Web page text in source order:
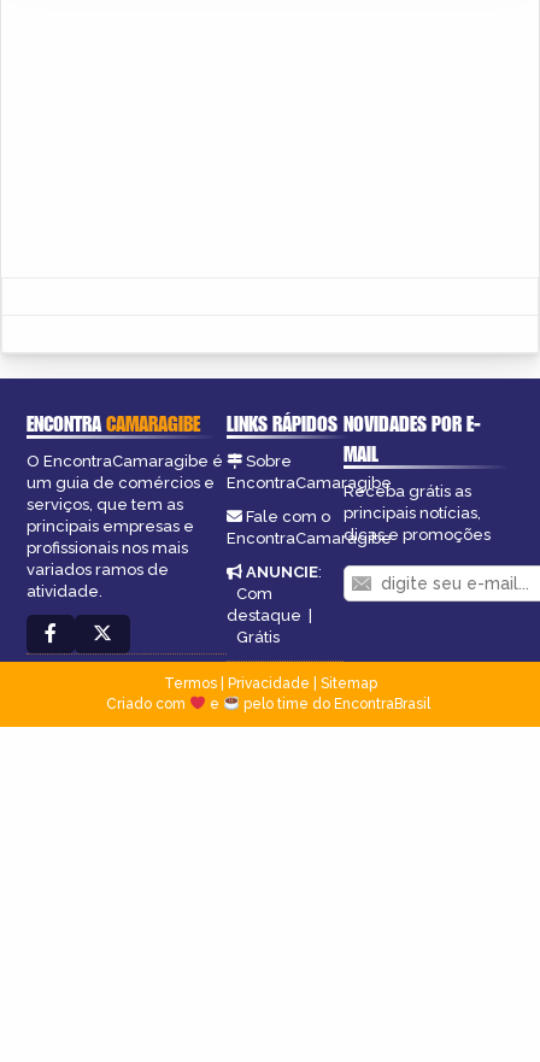
ENCONTRACAMARAGIBE
O EncontraCamaragibe é
um guia de comércios e
serviços, que tem as
principais empresas e
profissionais nos mais
variados ramos de
atividade.
LINKS RÁPIDOS
Sobre
EncontraCamaragibe
Fale com o
EncontraCamaragibe
ANUNCIE:
Com
destaque |
Grátis
NOVIDADES POR E-
MAIL
Receba grátis as
principais notícias,
dicas e promoções
Termos| Privacidade
Sitemap
Criado com
e pelo time do EncontraBrasil